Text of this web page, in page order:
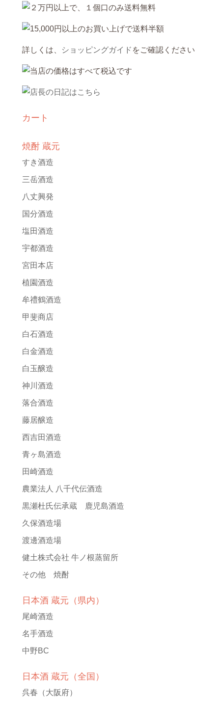
詳しくは、 ショッピングガイド をご確認ください
カート
焼酎 蔵元
すき酒造
三岳酒造
八丈興発
国分酒造
塩田酒造
宇都酒造
宮田本店
植園酒造
牟禮鶴酒造
甲斐商店
白石酒造
白金酒造
白玉醸造
神川酒造
落合酒造
藤居醸造
西吉田酒造
青ヶ島酒造
田崎酒造
農業法人 八千代伝酒造
黒瀬杜氏伝承蔵 鹿児島酒造
久保酒造場
渡邊酒造場
健土株式会社 牛ノ根蒸留所
その他 焼酎
日本酒 蔵元（県内）
尾崎酒造
名手酒造
中野BC
日本酒 蔵元（全国）
呉春 （大阪府）